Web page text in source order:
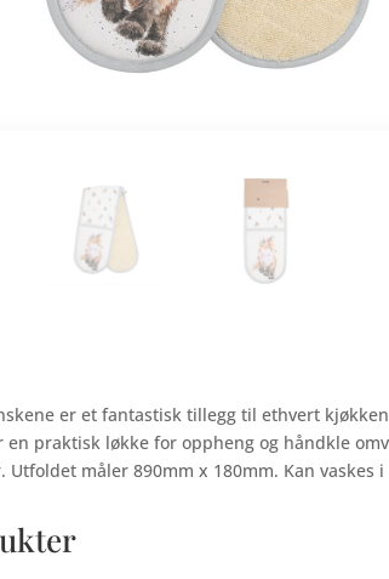
er et fantastisk tillegg til ethvert
praktisk løkke for oppheng og håndkle
Utfoldet måler 890mm x 180mm. Kan vaskes